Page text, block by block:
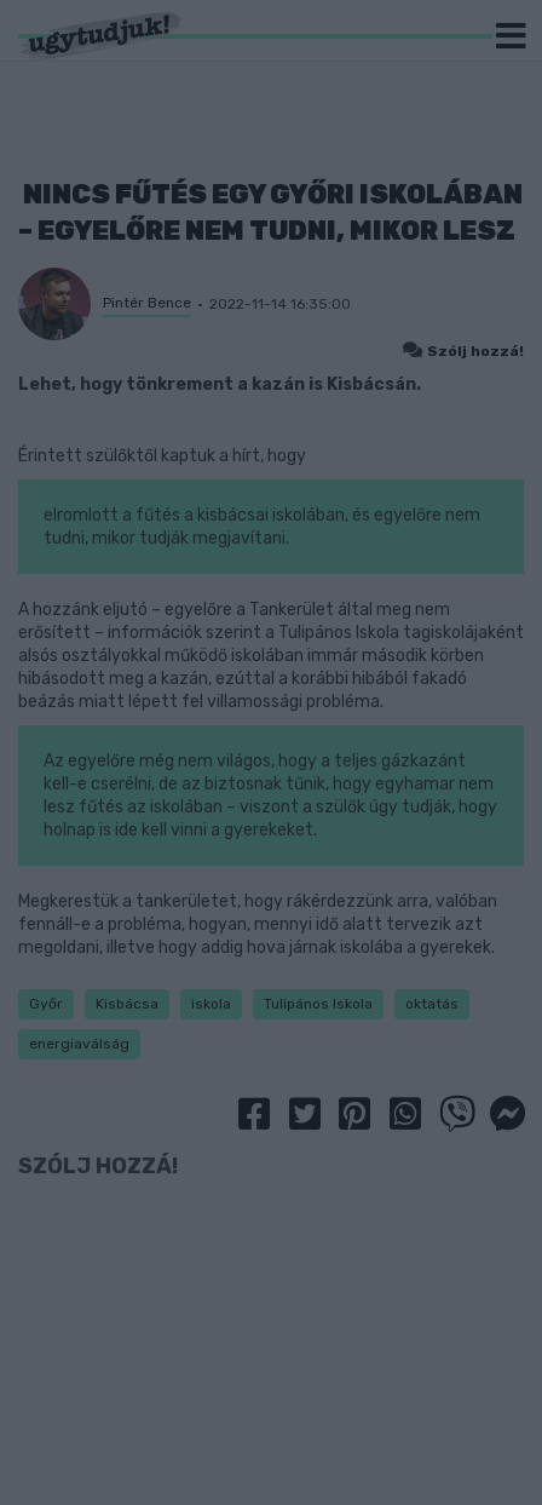
NINCS FŰTÉS EGY GYŐRI ISKOLÁBAN
– EGYELŐRE NEM TUDNI, MIKOR LESZ
Pintér Bence 2022-11-14 16:35:00
Szólj hozzá!
Lehet, hogy tönkrement a kazán is Kisbácsán.
Érintett szülőktől kaptuk a hírt, hogy
elromlott a fűtés a kisbácsai iskolában, és egyelőre nem
tudni, mikor tudják megjavítani.
A hozzánk eljutó – egyelőre a Tankerület által meg nem
erősített – információk szerint a Tulipános Iskola tagiskolájaként
alsós osztályokkal működő iskolában immár második körben
hibásodott meg a kazán, ezúttal a korábbi hibából fakadó
beázás miatt lépett fel villamossági probléma.
Az egyelőre még nem világos, hogy a teljes gázkazánt
kell-e cserélni, de az biztosnak tűnik, hogy egyhamar nem
lesz fűtés az iskolában – viszont a szülők úgy tudják, hogy
holnap is ide kell vinni a gyerekeket.
Megkerestük a tankerületet, hogy rákérdezzünk arra, valóban
fennáll-e a probléma, hogyan, mennyi idő alatt tervezik azt
megoldani, illetve hogy addig hova járnak iskolába a gyerekek.
Győr Kisbácsa iskola Tulipános Iskola oktatás
energiaválság
SZÓLJ HOZZÁ!